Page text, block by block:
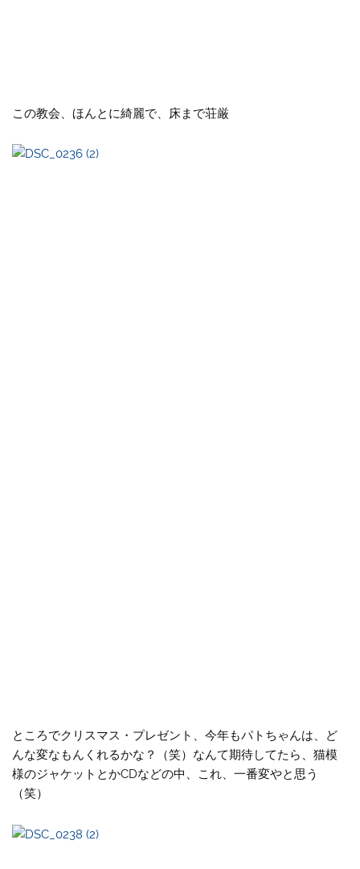
この教会、ほんとに綺麗で、床まで荘厳
ところでクリスマス・プレゼント、今年もパトちゃんは、ど
んな変なもんくれるかな？（笑）なんて期待してたら、猫模
様のジャケットとかCDなどの中、これ、一番変やと思う
（笑）